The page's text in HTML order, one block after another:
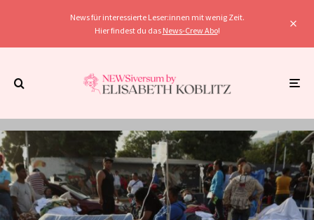
News für interessierte Leser:innen mit wenig Zeit.
Hier findest du das News-Crew Abo!